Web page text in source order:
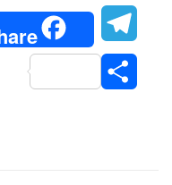
Link
Telegram